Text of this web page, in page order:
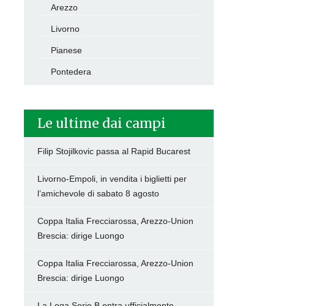
Arezzo
Livorno
Pianese
Pontedera
Le ultime dai campi
Filip Stojilkovic passa al Rapid Bucarest
Livorno-Empoli, in vendita i biglietti per
l’amichevole di sabato 8 agosto
Coppa Italia Frecciarossa, Arezzo-Union
Brescia: dirige Luongo
Coppa Italia Frecciarossa, Arezzo-Union
Brescia: dirige Luongo